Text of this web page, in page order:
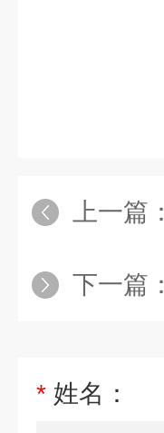
上一篇：
下一篇：
* 姓名：